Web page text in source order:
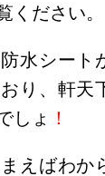
ください。
水シート
り、軒天
しょ ！
えばわか